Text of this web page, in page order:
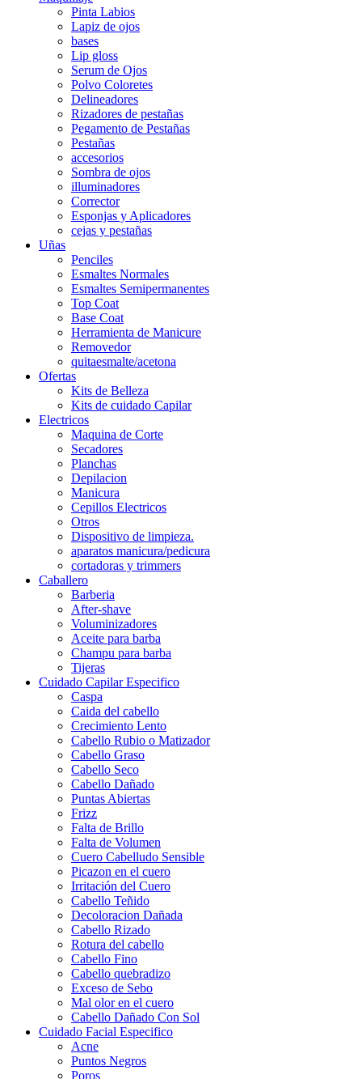
Pinta Labios
Lapiz de ojos
bases
Lip gloss
Serum de Ojos
Polvo Coloretes
Delineadores
Rizadores de pestañas
Pegamento de Pestañas
Pestañas
accesorios
Sombra de ojos
illuminadores
Corrector
Esponjas y Aplicadores
cejas y pestañas
Uñas
Penciles
Esmaltes Normales
Esmaltes Semipermanentes
Top Coat
Base Coat
Herramienta de Manicure
Removedor
quitaesmalte/acetona
Ofertas
Kits de Belleza
Kits de cuidado Capilar
Electricos
Maquina de Corte
Secadores
Planchas
Depilacion
Manicura
Cepillos Electricos
Otros
Dispositivo de limpieza.
aparatos manicura/pedicura
cortadoras y trimmers
Caballero
Barberia
After-shave
Voluminizadores
Aceite para barba
Champu para barba
Tijeras
Cuidado Capilar Especifico
Caspa
Caida del cabello
Crecimiento Lento
Cabello Rubio o Matizador
Cabello Graso
Cabello Seco
Cabello Dañado
Puntas Abiertas
Frizz
Falta de Brillo
Falta de Volumen
Cuero Cabelludo Sensible
Picazon en el cuero
Irritación del Cuero
Cabello Teñido
Decoloracion Dañada
Cabello Rizado
Rotura del cabello
Cabello Fino
Cabello quebradizo
Exceso de Sebo
Mal olor en el cuero
Cabello Dañado Con Sol
Cuidado Facial Especifico
Acne
Puntos Negros
Poros